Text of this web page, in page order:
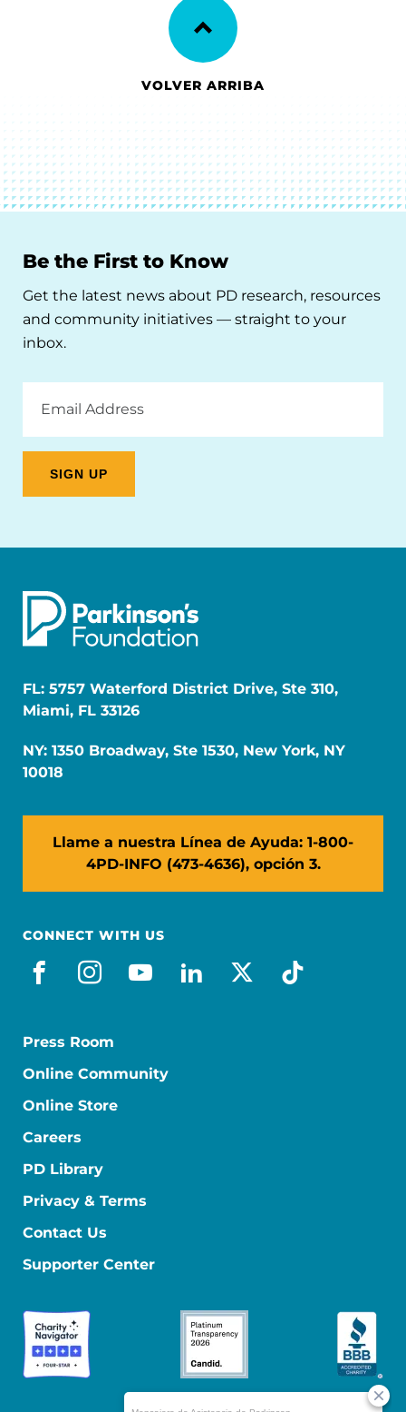
VOLVER ARRIBA
Be the First to Know
Get the latest news about PD research, resources
and community initiatives — straight to your
inbox.
Address
FL: 5757 Waterford District Drive, Ste 310,
Miami, FL 33126
NY: 1350 Broadway, Ste 1530, New York, NY
10018
Llame a nuestra Línea de Ayuda: 1-800-
4PD-INFO (473-4636), opción 3.
CONNECT WITH US
facebook_es
instagram
youtube
linkedin
x-socialtiktok
Press Room
Online Community
Online Store
Careers
PD Library
Privacy & Terms
Contact Us
Supporter Center